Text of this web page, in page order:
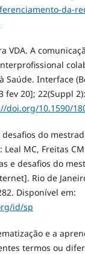
da-
VDA. A
Saúde. Interface
fev 20]; 22(Suppl
doi.org/10.1590/
desafios do
MC, Freitas
e desafios do
Rio de
Disponível em:
id/sp
e a
termos ou